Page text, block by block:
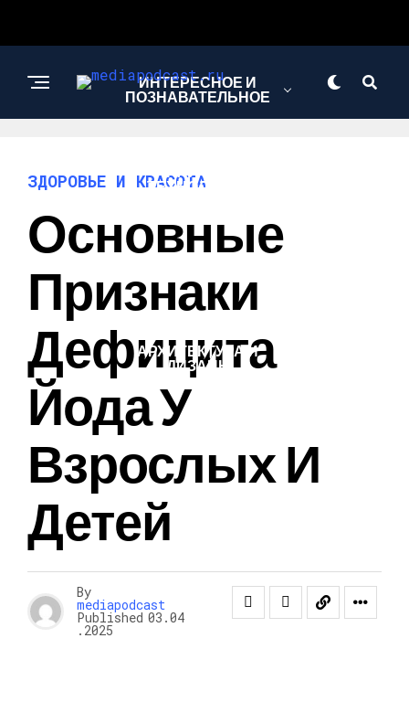
ИНТЕРЕСНОЕ И
ПОЗНАВАТЕЛЬНОЕ
НАУКА И
ТЕХНОЛОГИИ
АРХИТЕКТУРА И
ДИЗАЙН
ЗДОРОВЬЕ И КРАСОТА
Основные
Признаки
Дефицита
Йода У
Взрослых И
Детей
By
mediapodcast
Published 03.04
.2025